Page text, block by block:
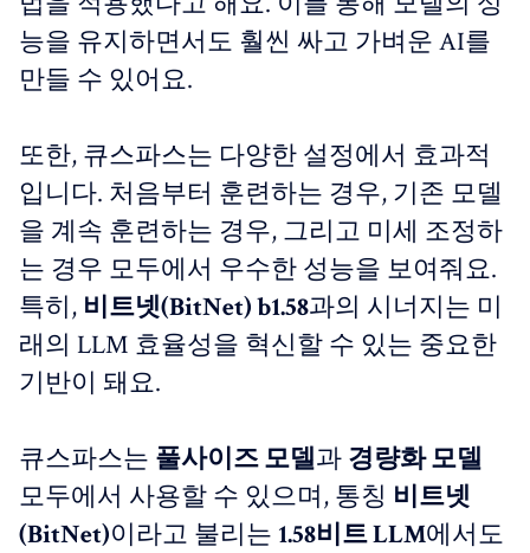
능을 유지하면서도 훨씬 싸고 가벼운 AI를
만들 수 있어요.
또한, 큐스파스는 다양한 설정에서 효과적
입니다. 처음부터 훈련하는 경우, 기존 모델
을 계속 훈련하는 경우, 그리고 미세 조정하
는 경우 모두에서 우수한 성능을 보여줘요.
특히, 비트넷(BitNet) b1.58과의 시너지는 미
래의 LLM 효율성을 혁신할 수 있는 중요한
기반이 돼요.
큐스파스는 풀사이즈 모델과 경량화 모델
모두에서 사용할 수 있으며, 통칭 비트넷
(BitNet)이라고 불리는 1.58비트 LLM에서도